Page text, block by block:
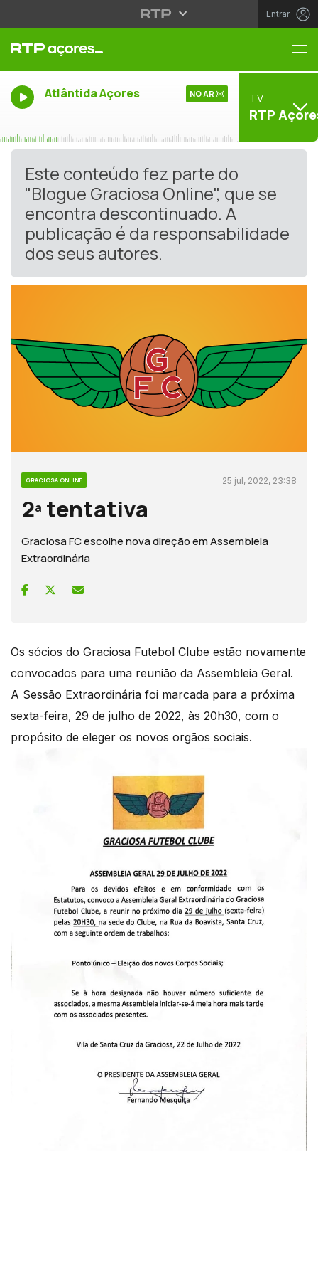
Entrar
Atlântida Açores NO AR TV
RTP
Este conteúdo fez parte do
"Blogue Graciosa Online", que se
encontra descontinuado. A
publicação é da responsabilidade
dos seus autores.
GRACIOSA ONLINE 25 jul, 2022, 23:38
2ª tentativa
Graciosa FC escolhe nova direção em Assembleia
Extraordinária
Os sócios do Graciosa Futebol Clube estão novamente
convocados para uma reunião da Assembleia Geral.
A Sessão Extraordinária foi marcada para a próxima
sexta-feira, 29 de julho de 2022, às 20h30, com o
propósito de eleger os novos orgãos sociais.